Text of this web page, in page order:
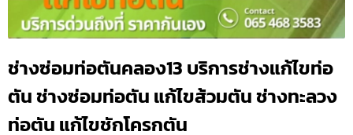
ช่างซ่อมท่อตันคลอง13 บริการช่างแก้ไขท่อ
ตัน ช่างซ่อมท่อตัน แก้ไขส้วมตัน ช่างทะลวง
ท่อตัน แก้ไขชักโครกตัน